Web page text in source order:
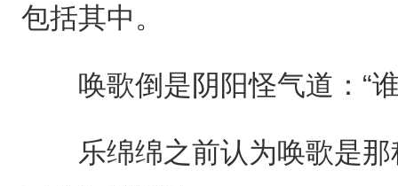
包括其中。
唤歌倒是阴阳怪气道：“谁
乐绵绵之前认为唤歌是那